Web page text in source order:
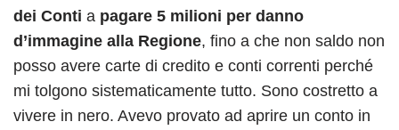
dei Conti a pagare 5 milioni per danno
d’immagine alla Regione, fino a che non saldo non
posso avere carte di credito e conti correnti perché
mi tolgono sistematicamente tutto. Sono costretto a
vivere in nero. Avevo provato ad aprire un conto in